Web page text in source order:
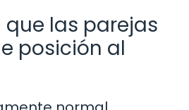
que las parejas
posición al